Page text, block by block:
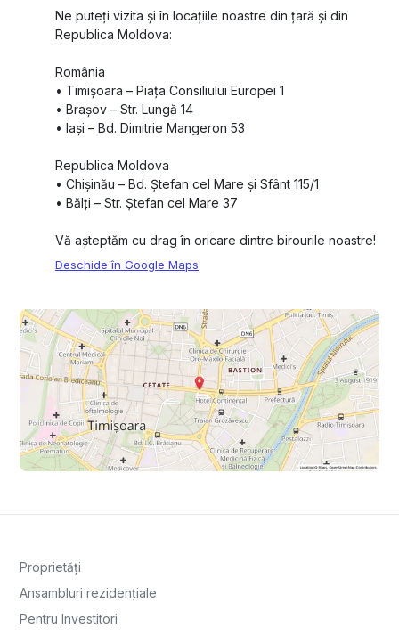
Ne puteți vizita și în locațiile noastre din țară și din
Republica Moldova:
România
•⁠ ⁠Timișoara – Piața Consiliului Europei 1
•⁠ ⁠Brașov – Str. Lungă 14
•⁠ ⁠Iași – Bd. Dimitrie Mangeron 53
Republica Moldova
•⁠ ⁠Chișinău – Bd. Ștefan cel Mare și Sfânt 115/1
•⁠ ⁠Bălți – Str. Ștefan cel Mare 37
Vă așteptăm cu drag în oricare dintre birourile noastre!
Deschide în Google Maps
Proprietăți
Ansambluri rezidențiale
Pentru Investitori